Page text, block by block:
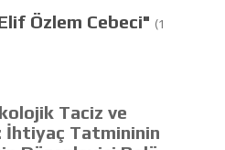
Özlem Cebeci" (1
Taciz ve
İhtiyaç Tatmininin